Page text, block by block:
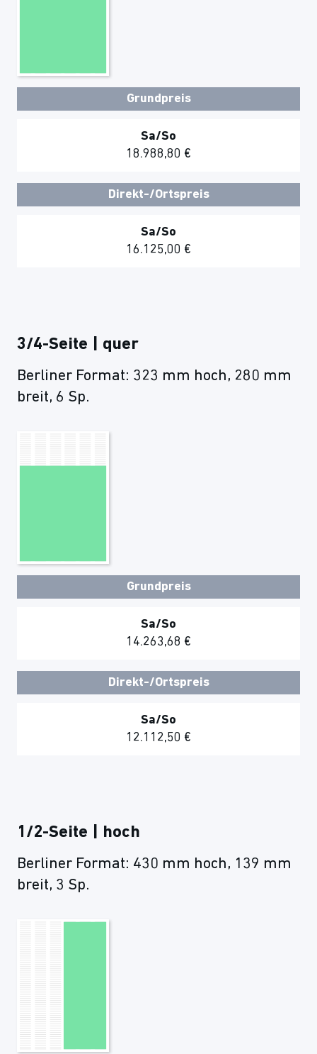
Grundpreis
Sa/So
18.988,80 €
Direkt-/Ortspreis
Sa/So
16.125,00 €
3/4-Seite | quer
Berliner Format: 323 mm hoch, 280 mm
breit, 6 Sp.
Grundpreis
Sa/So
14.263,68 €
Direkt-/Ortspreis
Sa/So
12.112,50 €
1/2-Seite | hoch
Berliner Format: 430 mm hoch, 139 mm
breit, 3 Sp.